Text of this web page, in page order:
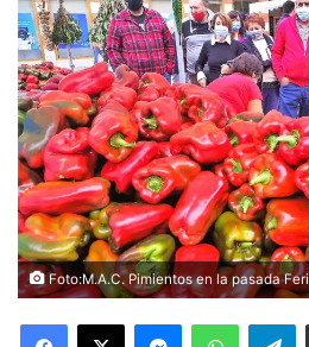
Foto:M.A.C. Pimientos en la pasada
Facebook
X Messenger